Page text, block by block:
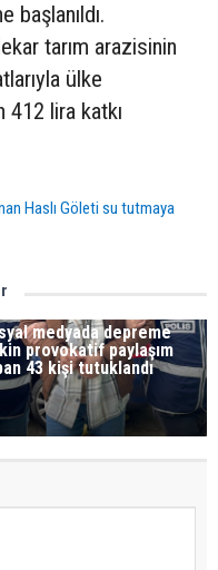
başlanıldı.
tarım arazisinin
ülke
lira katkı
Haslı Göleti su tutmaya
medyada depreme
provokatif paylaşım
43 kişi tutuklandı